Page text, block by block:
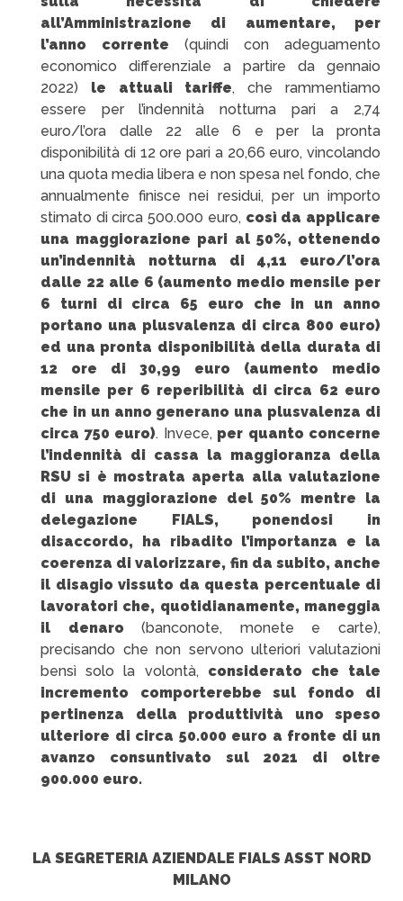
all’Amministrazione di aumentare, per
l’anno corrente (quindi con adeguamento
economico differenziale a partire da gennaio
2022) le attuali tariffe, che rammentiamo
essere per l’indennità notturna pari a 2,74
euro/l’ora dalle 22 alle 6 e per la pronta
disponibilità di 12 ore pari a 20,66 euro, vincolando
una quota media libera e non spesa nel fondo, che
annualmente finisce nei residui, per un importo
stimato di circa 500.000 euro, così da applicare
una maggiorazione pari al 50%, ottenendo
un’indennità notturna di 4,11 euro/l’ora
dalle 22 alle 6 (aumento medio mensile per
6 turni di circa 65 euro che in un anno
portano una plusvalenza di circa 800 euro)
ed una pronta disponibilità della durata di
12 ore di 30,99 euro (aumento medio
mensile per 6 reperibilità di circa 62 euro
che in un anno generano una plusvalenza di
circa 750 euro). Invece, per quanto concerne
l’indennità di cassa la maggioranza della
RSU si è mostrata aperta alla valutazione
di una maggiorazione del 50% mentre la
delegazione FIALS, ponendosi in
disaccordo, ha ribadito l’importanza e la
coerenza di valorizzare, fin da subito, anche
il disagio vissuto da questa percentuale di
lavoratori che, quotidianamente, maneggia
il denaro(banconote, monete e carte),
precisando che non servono ulteriori valutazioni
bensì solo la volontà, considerato che tale
incremento comporterebbe sul fondo di
pertinenza della produttività uno speso
ulteriore di circa 50.000 euro a fronte di un
avanzo consuntivato sul 2021 di oltre
900.000 euro.
LA SEGRETERIA AZIENDALE FIALS ASST NORD
MILANO